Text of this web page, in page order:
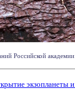
Российской
экзопланеты